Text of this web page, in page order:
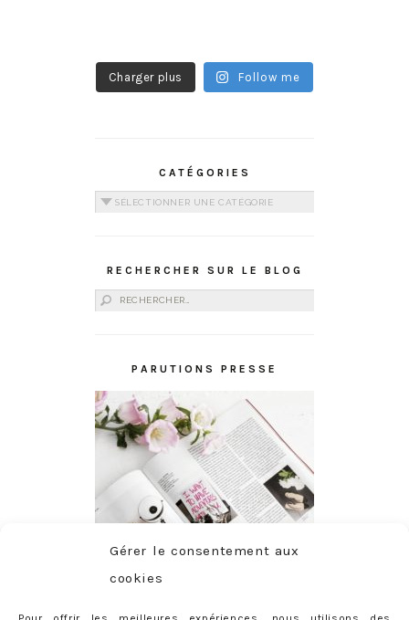
Gérer le consentement aux
cookies
Charger plus Follow me
CATÉGORIES
Catégories
RECHERCHER SUR LE BLOG
Rechercher :
PARUTIONS PRESSE